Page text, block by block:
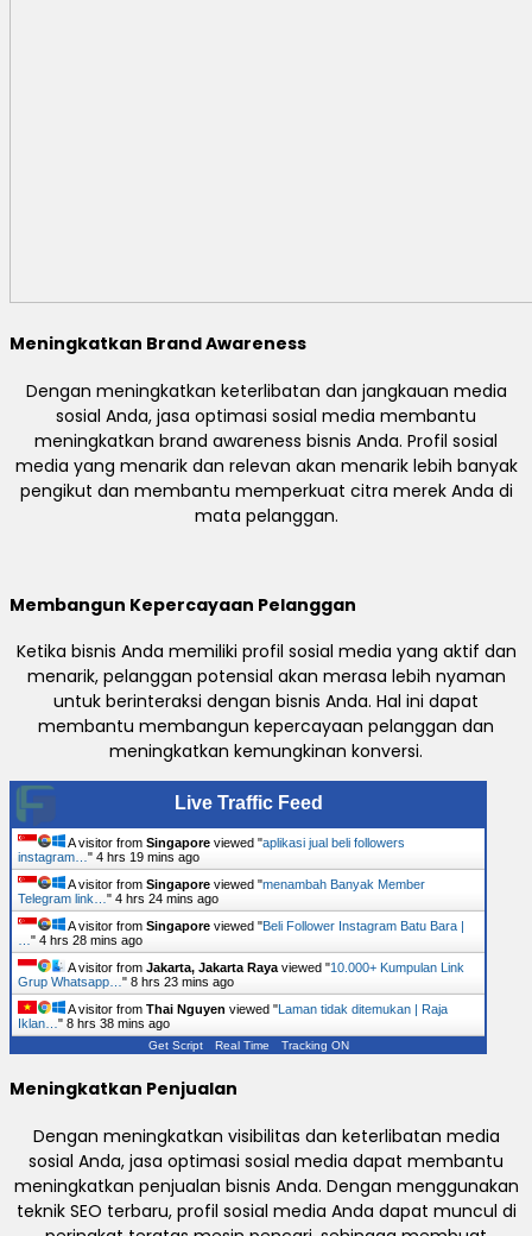
Meningkatkan Brand Awareness
Dengan meningkatkan keterlibatan dan jangkauan media
sosial Anda, jasa optimasi sosial media membantu
meningkatkan brand awareness bisnis Anda. Profil sosial
media yang menarik dan relevan akan menarik lebih banyak
pengikut dan membantu memperkuat citra merek Anda di
mata pelanggan.
Membangun Kepercayaan Pelanggan
Ketika bisnis Anda memiliki profil sosial media yang aktif dan
menarik, pelanggan potensial akan merasa lebih nyaman
untuk berinteraksi dengan bisnis Anda. Hal ini dapat
membantu membangun kepercayaan pelanggan dan
meningkatkan kemungkinan konversi.
Live Traffic Feed
A visitor from Singapore viewed "aplikasi jual beli followers
instagram… " 4 hrs 19 mins ago
A visitor from Singapore viewed "menambah Banyak Member
Telegram link… " 4 hrs 24 mins ago
A visitor from Singapore viewed "Beli Follower Instagram Batu Bara |
" 4 hrs 28 mins ago
A visitor from Jakarta, Jakarta Raya viewed "10.000+ Kumpulan Link
Grup Whatsapp… " 8 hrs 23 mins ago
A visitor from Thai Nguyen viewed " Laman tidak ditemukan | Raja
Iklan… " 8 hrs 38 mins ago
Get Script Real Time Tracking ON
Meningkatkan Penjualan
Dengan meningkatkan visibilitas dan keterlibatan media
sosial Anda, jasa optimasi sosial media dapat membantu
meningkatkan penjualan bisnis Anda. Dengan menggunakan
teknik SEO terbaru, profil sosial media Anda dapat muncul di